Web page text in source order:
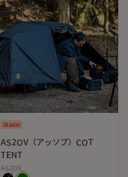
Sale
AS2OV（アッソブ）COT
TENT
AS2OV